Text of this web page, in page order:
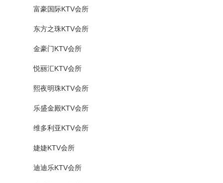
富豪国际KTV会所
东方之珠KTV会所
金豪门KTV会所
悦丽汇KTV会所
熙夜明珠KTV会所
乐盛金殿KTV会所
维多利亚KTV会所
婕婕KTV会所
迪迪乐KTV会所